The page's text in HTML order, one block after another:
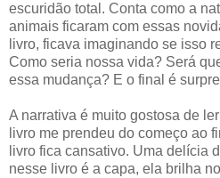
escuridão total. Conta como a
animais ficaram com essas
livro, ficava imaginando se isso
Como seria nossa vida? Será
essa mudança? E o final é
A narrativa é muito gostosa de
livro me prendeu do começo ao
livro fica cansativo. Uma delícia
nesse livro é a capa, ela brilha